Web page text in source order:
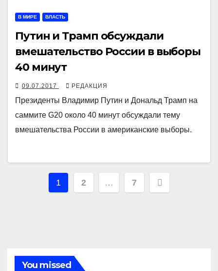
В МИРЕ ВЛАСТЬ
Путин и Трамп обсуждали
вмешательство России в выборы
40 минут
09.07.2017 РЕДАКЦИЯ
Президенты Владимир Путин и Дональд Трамп на
саммите G20 около 40 минут обсуждали тему
вмешательства России в американские выборы.
Навигация
1 2 … 7
You missed